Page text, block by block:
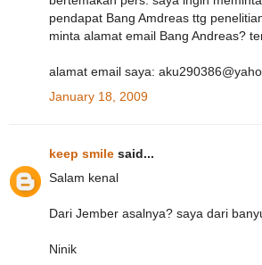
pendapat Bang Amdreas ttg
minta alamat email Bang Andreas?
alamat email saya:
January 18, 2009
keep smile said...
Salam kenal
Dari Jember asalnya? saya dari
Ninik